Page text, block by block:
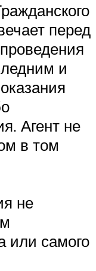
перед
и
Агент не
в том
не
или самого